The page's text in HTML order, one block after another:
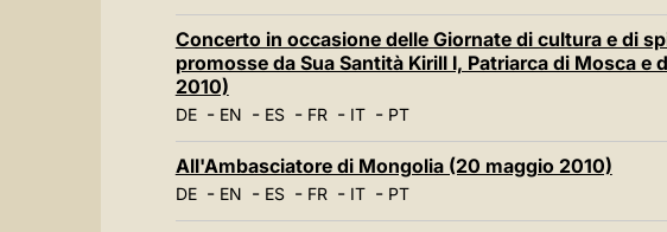
Concerto in occasione delle Giornate di cultura e di
promosse da Sua Santità Kirill I, Patriarca di Mosca e
2010)
DE- EN - ES- FR- IT- PT
All'Ambasciatore di Mongolia (20 maggio 2010)
DE- EN - ES- FR- IT- PT